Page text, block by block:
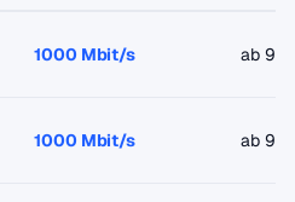
1000 Mbit/s ab
1000 Mbit/s ab